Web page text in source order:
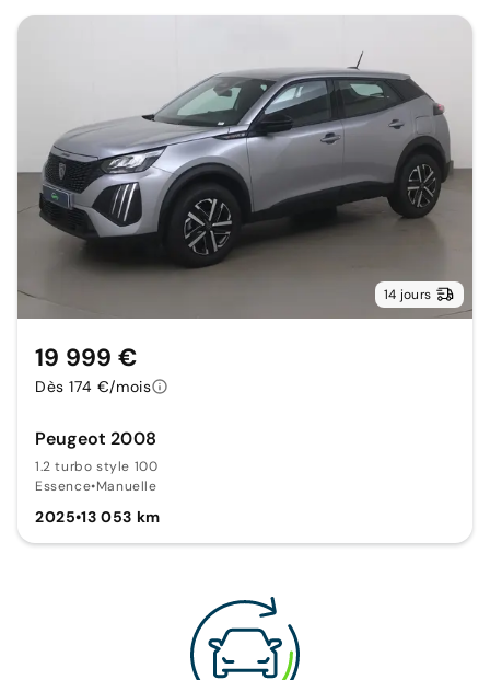
14 jours
Peugeot 2008
1.2 turbo style 100
Essence•Manuelle
2025•13 053 km
19 999 €
Dès 174 €/mois